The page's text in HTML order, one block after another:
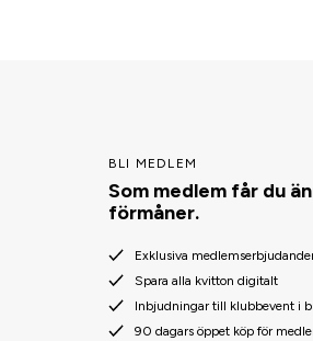
BLI MEDLEM
Som medlem får du
förmåner.
Exklusiva
Spara alla kvitton digitalt
Inbjudningar till klubbevent i
90 dagars öppet köp för